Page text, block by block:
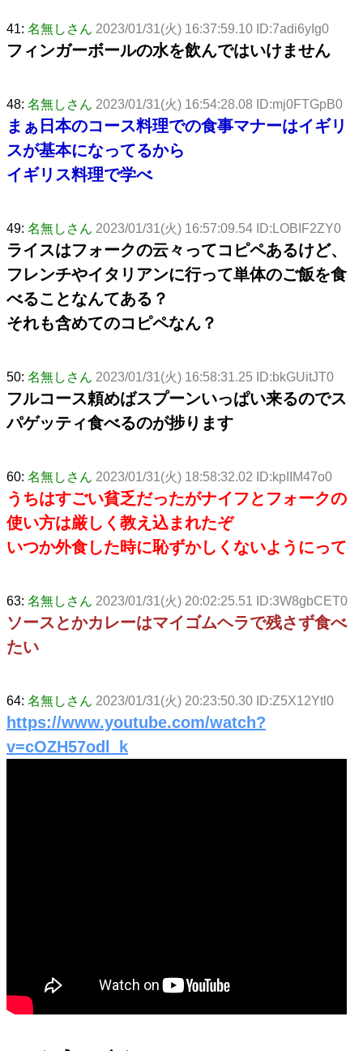
41: 名無しさん 2023/01/31(火) 16:37:59.10 ID:7adi6yIg0
フィンガーボールの水を飲んではいけません
48: 名無しさん 2023/01/31(火) 16:54:28.08 ID:mj0FTGpB0
まぁ日本のコース料理での食事マナーはイギリ
スが基本になってるから
イギリス料理で学べ
49: 名無しさん 2023/01/31(火) 16:57:09.54 ID:LOBIF2ZY0
ライスはフォークの云々ってコピペあるけど、
フレンチやイタリアンに行って単体のご飯を食
べることなんてある？
それも含めてのコピペなん？
50: 名無しさん 2023/01/31(火) 16:58:31.25 ID:bkGUitJT0
フルコース頼めばスプーンいっぱい来るのでス
パゲッティ食べるのが捗ります
60: 名無しさん 2023/01/31(火) 18:58:32.02 ID:kpIIM47o0
うちはすごい貧乏だったがナイフとフォークの
使い方は厳しく教え込まれたぞ
いつか外食した時に恥ずかしくないようにって
63: 名無しさん 2023/01/31(火) 20:02:25.51 ID:3W8gbCET0
ソースとかカレーはマイゴムヘラで残さず食べ
たい
64: 名無しさん 2023/01/31(火) 20:23:50.30 ID:Z5X12Ytl0
https://www.youtube.com/watch?
v=cOZH57odl_k